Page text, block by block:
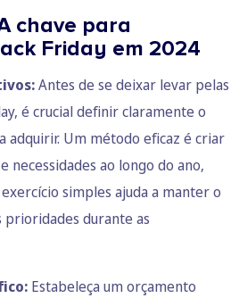
chave para
Friday em 2024
Antes de se deixar levar pelas
é crucial definir claramente o
adquirir. Um método eficaz é criar
necessidades ao longo do ano,
simples ajuda a manter o
prioridades durante as
Estabeleça um orçamento